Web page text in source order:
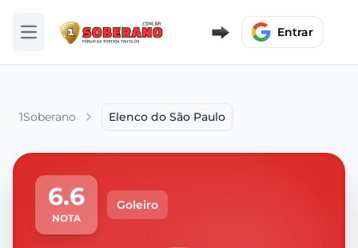
Abrir menu Entrar
1Soberano Elenco do São Paulo
6.6
NOTA
Goleiro